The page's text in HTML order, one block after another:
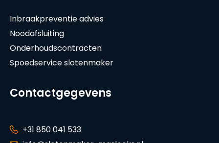
Inbraakpreventie advies
Noodafsluiting
Onderhoudscontracten
Spoedservice slotenmaker
Contactgegevens
+31 850 041 533